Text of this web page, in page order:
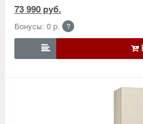
73 990 руб.
Бонусы: 0 р. ?
